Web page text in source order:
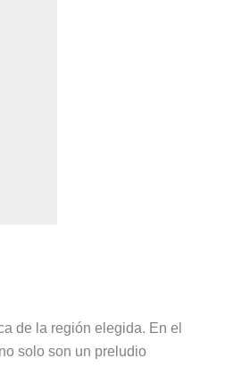
de la región elegida. En el
solo son un preludio